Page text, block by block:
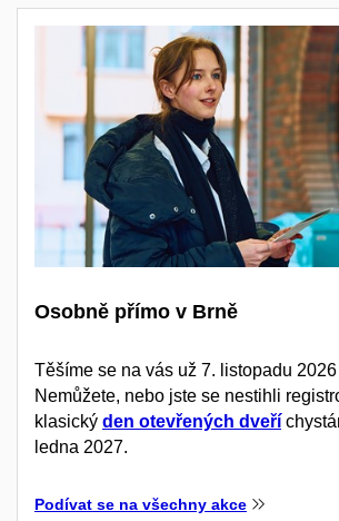
Osobně přímo v Brně
Těšíme se na vás už 7. listopadu 2026
Nemůžete, nebo jste se nestihli
klasický den otevřených dveří
ledna 2027.
Podívat se na všechny akce